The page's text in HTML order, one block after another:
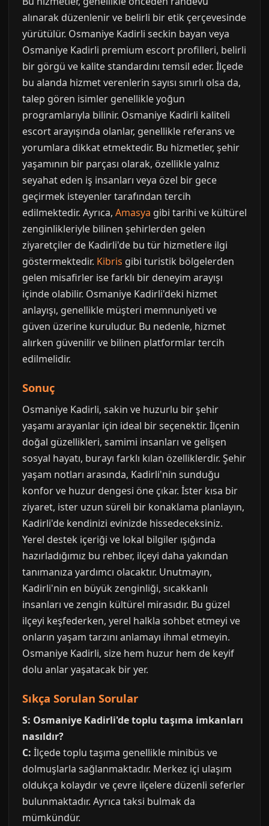
alınarak düzenlenir ve belirli bir etik çerçevesinde
yürütülür. Osmaniye Kadirli seckin bayan veya
Osmaniye Kadirli premium escort profilleri, belirli
bir görgü ve kalite standardını temsil eder. İlçede
bu alanda hizmet verenlerin sayısı sınırlı olsa da,
talep gören isimler genellikle yoğun
programlarıyla bilinir. Osmaniye Kadirli kaliteli
escort arayışında olanlar, genellikle referans ve
yorumlara dikkat etmektedir. Bu hizmetler, şehir
yaşamının bir parçası olarak, özellikle yalnız
seyahat eden iş insanları veya özel bir gece
geçirmek isteyenler tarafından tercih
edilmektedir. Ayrıca, Amasya gibi tarihi ve kültürel
zenginlikleriyle bilinen şehirlerden gelen
ziyaretçiler de Kadirli'de bu tür hizmetlere ilgi
göstermektedir. Kibris gibi turistik bölgelerden
gelen misafirler ise farklı bir deneyim arayışı
içinde olabilir. Osmaniye Kadirli'deki hizmet
anlayışı, genellikle müşteri memnuniyeti ve
güven üzerine kuruludur. Bu nedenle, hizmet
alırken güvenilir ve bilinen platformlar tercih
edilmelidir.
Sonuç
Osmaniye Kadirli, sakin ve huzurlu bir şehir
yaşamı arayanlar için ideal bir seçenektir. İlçenin
doğal güzellikleri, samimi insanları ve gelişen
sosyal hayatı, burayı farklı kılan özelliklerdir. Şehir
yaşam notları arasında, Kadirli'nin sunduğu
konfor ve huzur dengesi öne çıkar. İster kısa bir
ziyaret, ister uzun süreli bir konaklama planlayın,
Kadirli'de kendinizi evinizde hissedeceksiniz.
Yerel destek içeriği ve lokal bilgiler ışığında
hazırladığımız bu rehber, ilçeyi daha yakından
tanımanıza yardımcı olacaktır. Unutmayın,
Kadirli'nin en büyük zenginliği, sıcakkanlı
insanları ve zengin kültürel mirasıdır. Bu güzel
ilçeyi keşfederken, yerel halkla sohbet etmeyi ve
onların yaşam tarzını anlamayı ihmal etmeyin.
Osmaniye Kadirli, size hem huzur hem de keyif
dolu anlar yaşatacak bir yer.
Sıkça Sorulan Sorular
S: Osmaniye Kadirli'de toplu taşıma imkanları
nasıldır?
C: İlçede toplu taşıma genellikle minibüs ve
dolmuşlarla sağlanmaktadır. Merkez içi ulaşım
oldukça kolaydır ve çevre ilçelere düzenli seferler
bulunmaktadır. Ayrıca taksi bulmak da
mümkündür.